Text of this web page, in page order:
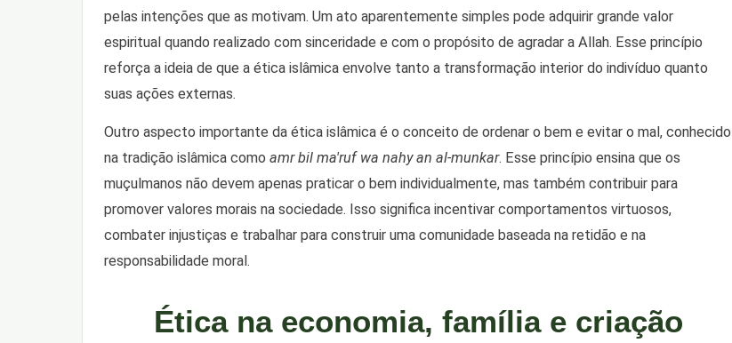
pelas intenções que as motivam. Um ato aparentemente simples pode adquirir grande valor
espiritual quando realizado com sinceridade e com o propósito de agradar a Allah. Esse princípio
reforça a ideia de que a ética islâmica envolve tanto a transformação interior do indivíduo quanto
suas ações externas.
Outro aspecto importante da ética islâmica é o conceito de ordenar o bem e evitar o mal, conhecido
na tradição islâmica como amr bil ma'ruf wa nahy an al-munkar. Esse princípio ensina que os
muçulmanos não devem apenas praticar o bem individualmente, mas também contribuir para
promover valores morais na sociedade. Isso significa incentivar comportamentos virtuosos,
combater injustiças e trabalhar para construir uma comunidade baseada na retidão e na
responsabilidade moral.
Ética na economia, família e criação